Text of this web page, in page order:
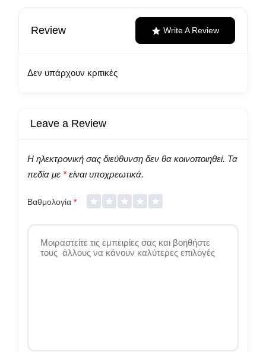
Review Write A Review
Δεν υπάρχουν κριτικές
Leave a Review
Η ηλεκτρονική σας διεύθυνση δεν θα κοινοποιηθεί. Τα
πεδία με * είναι υποχρεωτικά.
Βαθμολογία *